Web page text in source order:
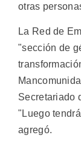
otras
La Red de
"sección de
Secretariado
"Luego
agregó.